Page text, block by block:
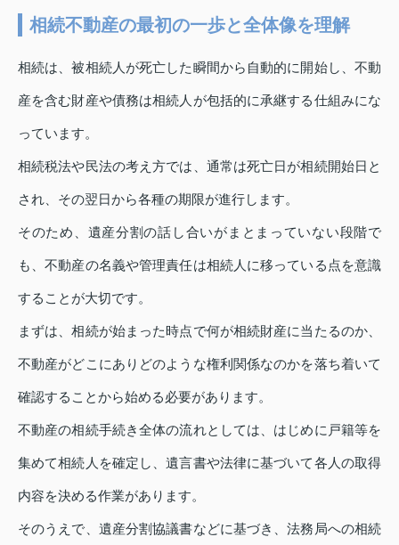
相続不動産の最初の一歩と全体像を理解
相続は、被相続人が死亡した瞬間から自動的に開始し、不動
産を含む財産や債務は相続人が包括的に承継する仕組みにな
っています。
相続税法や民法の考え方では、通常は死亡日が相続開始日と
され、その翌日から各種の期限が進行します。
そのため、遺産分割の話し合いがまとまっていない段階で
も、不動産の名義や管理責任は相続人に移っている点を意識
することが大切です。
まずは、相続が始まった時点で何が相続財産に当たるのか、
不動産がどこにありどのような権利関係なのかを落ち着いて
確認することから始める必要があります。
不動産の相続手続き全体の流れとしては、はじめに戸籍等を
集めて相続人を確定し、遺言書や法律に基づいて各人の取得
内容を決める作業があります。
そのうえで、遺産分割協議書などに基づき、法務局への相続